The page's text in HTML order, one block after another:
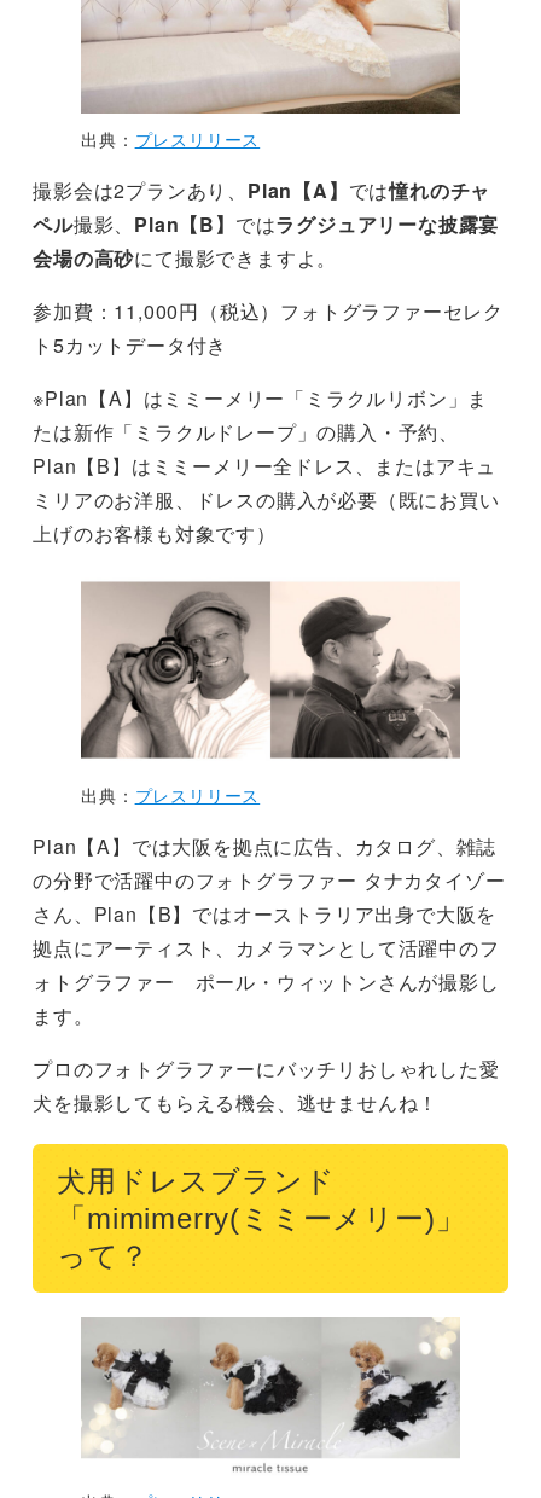
出典： プレスリリース
撮影会は2プランあり、 Plan【A】 では憧れのチャ
ペル撮影、 Plan【B】 ではラグジュアリーな披露宴
会場の高砂にて撮影できますよ。
参加費：11,000円（税込）フォトグラファーセレク
ト5カットデータ付き
※Plan【A】はミミーメリー「ミラクルリボン」ま
たは新作「ミラクルドレープ」の購入・予約、
Plan【B】はミミーメリー全ドレス、またはアキュ
ミリアのお洋服、ドレスの購入が必要（既にお買い
上げのお客様も対象です）
出典： プレスリリース
Plan【A】では大阪を拠点に広告、カタログ、雑誌
の分野で活躍中のフォトグラファー タナカタイゾー
さん、Plan【B】ではオーストラリア出身で大阪を
拠点にアーティスト、カメラマンとして活躍中のフ
ォトグラファー ポール・ウィットンさんが撮影し
ます。
プロのフォトグラファーにバッチリおしゃれした愛
犬を撮影してもらえる機会、逃せませんね！
犬用ドレスブランド
「mimimerry(ミミーメリー)」
って？